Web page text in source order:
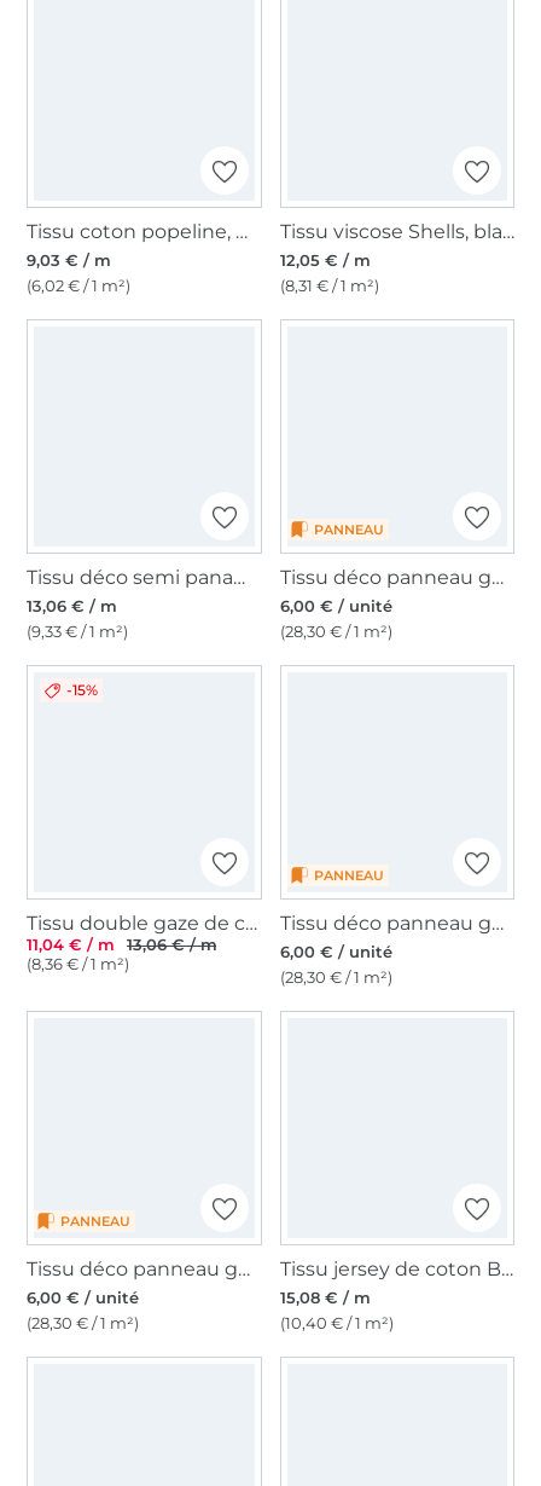
Tissu coton popeline, marine
9,03 € / m
(6,02 € / 1 m²)
Tissu viscose Shells, blanc nature
12,05 € / m
(8,31 € / 1 m²)
Tissu déco semi panama bord de mer, naturel
13,06 € / m
(9,33 € / 1 m²)
PANNEAU
Tissu déco panneau gobelin tortue, 46 x 46 cm
6,00 € / unité
(28,30 € / 1 m²)
-15%
Tissu double gaze de coton Petites ancres, terracotta
11,04 € / m
13,06 € / m
(8,36 € / 1 m²)
PANNEAU
Tissu déco panneau gobelin Summer Time, 46 x 46 cm
6,00 € / unité
(28,30 € / 1 m²)
PANNEAU
Tissu déco panneau gobelin Bruit de la mer, 46x46 cm
6,00 € / unité
(28,30 € / 1 m²)
Tissu jersey de coton Boats on Stripes, blanc cassé
15,08 € / m
(10,40 € / 1 m²)